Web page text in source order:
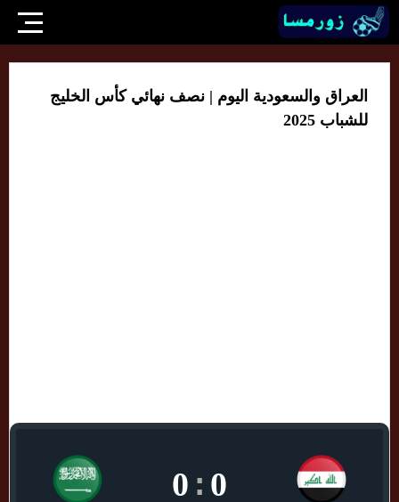
العراق والسعودية اليوم | نصف نهائي كأس الخليج
للشباب 2025
0
:
0